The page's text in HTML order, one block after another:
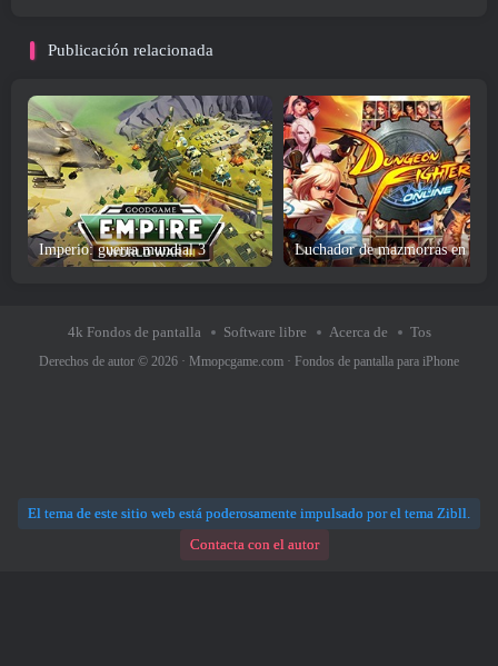
Publicación relacionada
Imperio: guerra mundial 3 Luchador de mazmorras en
4k Fondos de pantalla Software libre Acerca de Tos
Derechos de autor © 2026 · Mmopcgame.com · Fondos de pantalla para iPhone
El tema de este sitio web está poderosamente impulsado por el tema Zibll.
Contacta con el autor